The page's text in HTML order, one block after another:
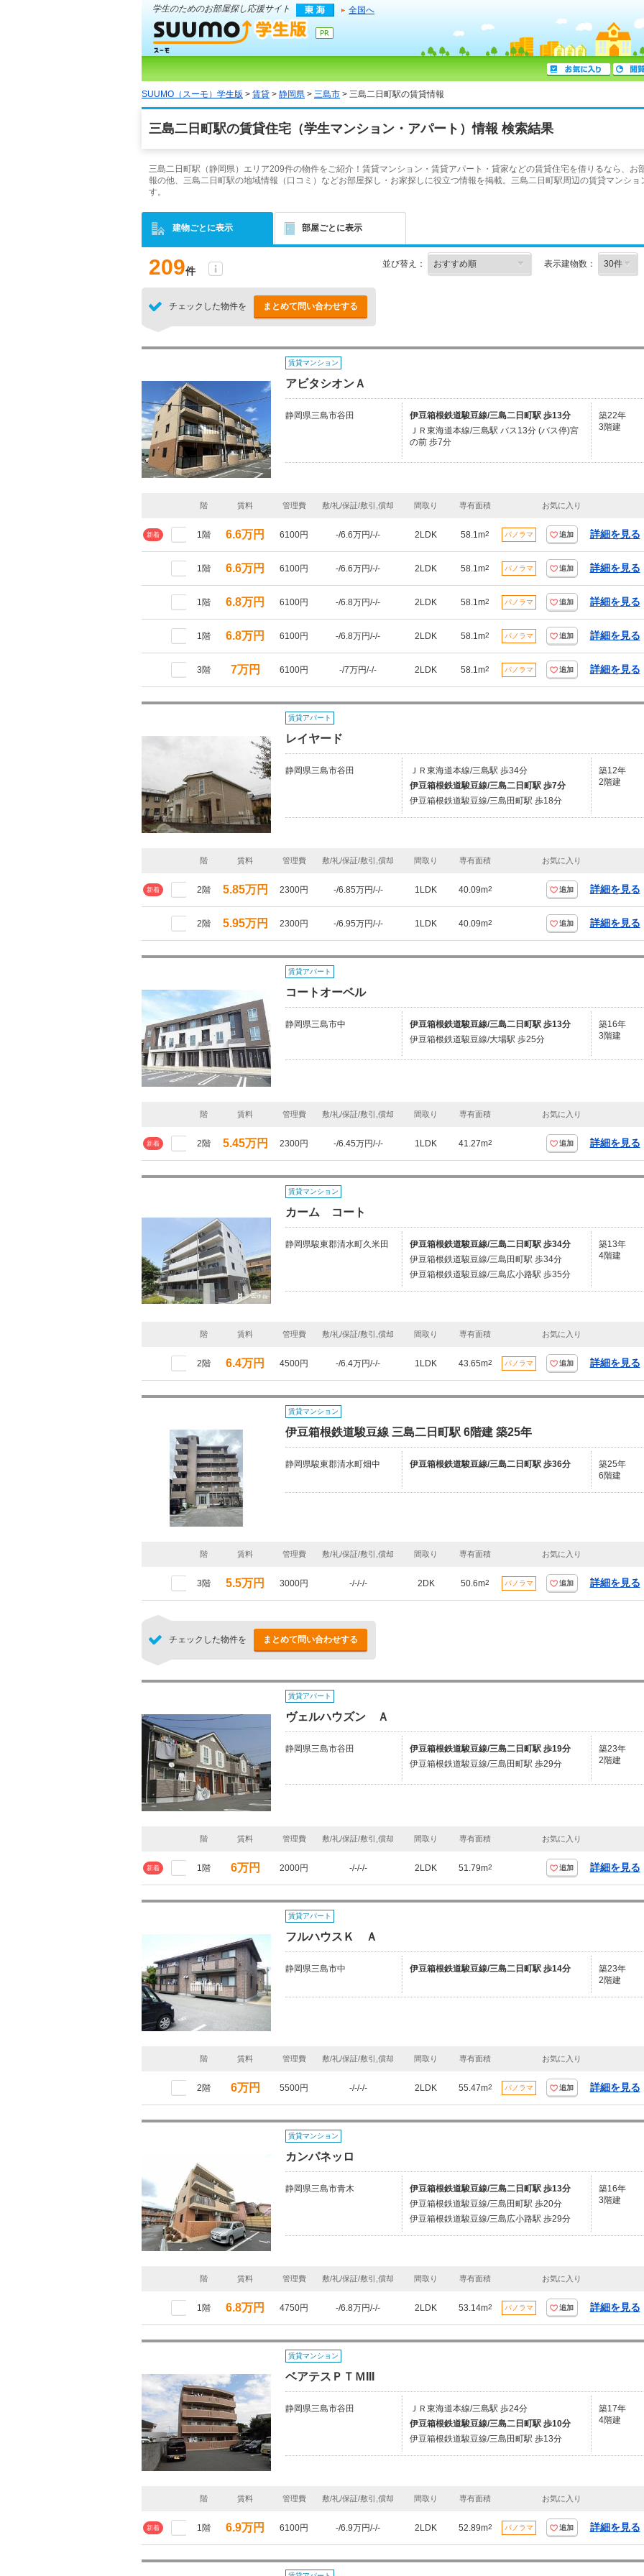
学生のためのお部屋探し応援サイト 全国へ
SUUMO（スーモ）学生版 > 賃貸 > 静岡県 > 三島市 > 三島二日町駅の賃貸情報
三島二日町駅の賃貸住宅（学生マンション・アパート）情報 検索結果
三島二日町駅（静岡県）エリア209件の物件をご紹介！賃貸マンション・賃貸アパート・貸家などの賃貸住宅を借りるなら、
報の他、三島二日町駅の地域情報（口コミ）などお部屋探し・お家探しに役立つ情報を掲載。三島二日町駅周辺の賃貸マンシ
す。
建物ごとに表示 部屋ごとに表示
209件
並び替え： 表示建物数：
チェックした物件を まとめて問い合わせする
賃貸マンション
アビタシオンＡ
静岡県三島市谷田
伊豆箱根鉄道駿豆線/三島二日町駅 歩13分
ＪＲ東海道本線/三島駅 バス13分 (バス停)宮
の前 歩7分
築22年
3階建
階 賃料 管理費 敷/礼/保証/敷引,償却 間取り 専有面積 お気に入り
新着 1階 6.6万円 6100円 -/6.6万円/-/- 2LDK 58.1m2 パノラマ 追加 詳細を見る
1階 6.6万円 6100円 -/6.6万円/-/- 2LDK 58.1m2 パノラマ 追加 詳細を見る
1階 6.8万円 6100円 -/6.8万円/-/- 2LDK 58.1m2 パノラマ 追加 詳細を見る
1階 6.8万円 6100円 -/6.8万円/-/- 2LDK 58.1m2 パノラマ 追加 詳細を見る
3階 7万円 6100円 -/7万円/-/- 2LDK 58.1m2 パノラマ 追加 詳細を見る
賃貸アパート
レイヤード
静岡県三島市谷田
ＪＲ東海道本線/三島駅 歩34分
伊豆箱根鉄道駿豆線/三島二日町駅 歩7分
伊豆箱根鉄道駿豆線/三島田町駅 歩18分
築12年
2階建
階 賃料 管理費 敷/礼/保証/敷引,償却 間取り 専有面積 お気に入り
新着 2階 5.85万円 2300円 -/6.85万円/-/- 1LDK 40.09m2 追加 詳細を見る
2階 5.95万円 2300円 -/6.95万円/-/- 1LDK 40.09m2 追加 詳細を見る
賃貸アパート
コートオーベル
静岡県三島市中
伊豆箱根鉄道駿豆線/三島二日町駅 歩13分
伊豆箱根鉄道駿豆線/大場駅 歩25分
築16年
3階建
階 賃料 管理費 敷/礼/保証/敷引,償却 間取り 専有面積 お気に入り
新着 2階 5.45万円 2300円 -/6.45万円/-/- 1LDK 41.27m2 追加 詳細を見る
賃貸マンション
カーム コート
静岡県駿東郡清水町久米田
伊豆箱根鉄道駿豆線/三島二日町駅 歩34分
伊豆箱根鉄道駿豆線/三島田町駅 歩34分
伊豆箱根鉄道駿豆線/三島広小路駅 歩35分
築13年
4階建
階 賃料 管理費 敷/礼/保証/敷引,償却 間取り 専有面積 お気に入り
2階 6.4万円 4500円 -/6.4万円/-/- 1LDK 43.65m2 パノラマ 追加 詳細を見る
賃貸マンション
伊豆箱根鉄道駿豆線 三島二日町駅 6階建 築25年
静岡県駿東郡清水町畑中 伊豆箱根鉄道駿豆線/三島二日町駅 歩36分
築25年
6階建
階 賃料 管理費 敷/礼/保証/敷引,償却 間取り 専有面積 お気に入り
3階 5.5万円 3000円 -/-/-/- 2DK 50.6m2 パノラマ 追加 詳細を見る
チェックした物件を まとめて問い合わせする
賃貸アパート
ヴェルハウズン Ａ
静岡県三島市谷田
伊豆箱根鉄道駿豆線/三島二日町駅 歩19分
伊豆箱根鉄道駿豆線/三島田町駅 歩29分
築23年
2階建
階 賃料 管理費 敷/礼/保証/敷引,償却 間取り 専有面積 お気に入り
新着 1階 6万円 2000円 -/-/-/- 2LDK 51.79m2 追加 詳細を見る
賃貸アパート
フルハウスＫ Ａ
静岡県三島市中 伊豆箱根鉄道駿豆線/三島二日町駅 歩14分
築23年
2階建
階 賃料 管理費 敷/礼/保証/敷引,償却 間取り 専有面積 お気に入り
2階 6万円 5500円 -/-/-/- 2LDK 55.47m2 パノラマ 追加 詳細を見る
賃貸マンション
カンパネッロ
静岡県三島市青木
伊豆箱根鉄道駿豆線/三島二日町駅 歩13分
伊豆箱根鉄道駿豆線/三島田町駅 歩20分
伊豆箱根鉄道駿豆線/三島広小路駅 歩29分
築16年
3階建
階 賃料 管理費 敷/礼/保証/敷引,償却 間取り 専有面積 お気に入り
1階 6.8万円 4750円 -/6.8万円/-/- 2LDK 53.14m2 パノラマ 追加 詳細を見る
賃貸マンション
ベアテスＰＴＭIII
静岡県三島市谷田
ＪＲ東海道本線/三島駅 歩24分
伊豆箱根鉄道駿豆線/三島二日町駅 歩10分
伊豆箱根鉄道駿豆線/三島田町駅 歩13分
築17年
4階建
階 賃料 管理費 敷/礼/保証/敷引,償却 間取り 専有面積 お気に入り
新着 1階 6.9万円 6100円 -/6.9万円/-/- 2LDK 52.89m2 パノラマ 追加 詳細を見る